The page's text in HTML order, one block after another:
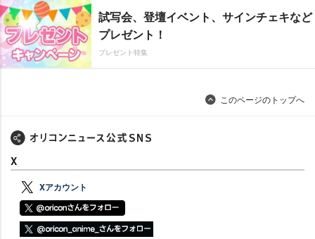
試写会、登壇イベント、サインチェキなど
プレゼント！
プレゼント特集
このページのトップへ
X
Xアカウント